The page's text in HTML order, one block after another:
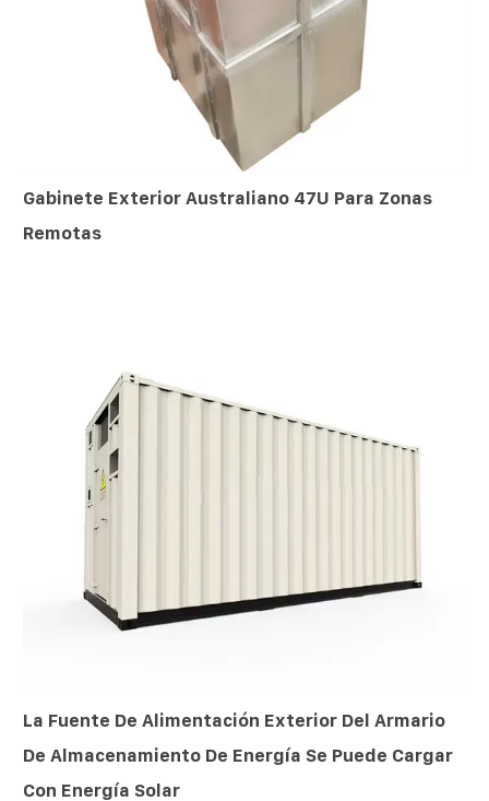
Gabinete Exterior Australiano 47U Para Zonas
Remotas
La Fuente De Alimentación Exterior Del Armario
De Almacenamiento De Energía Se Puede Cargar
Con Energía Solar